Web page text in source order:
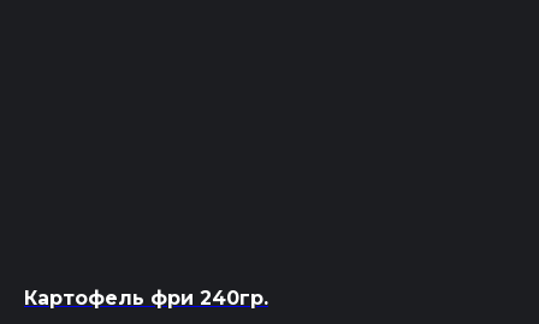
Картофель фри 240гр.